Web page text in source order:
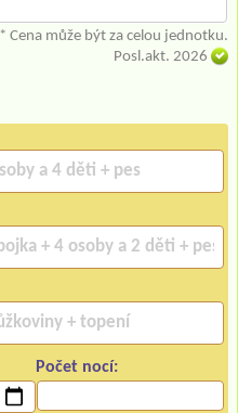
* Cena může být za celou jednotku.
Posl.akt. 2026
Počet nocí: